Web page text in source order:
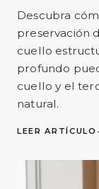
Descubra
preservación
cuello
profundo
cuello y el
natural.
LEER ARTÍCULO